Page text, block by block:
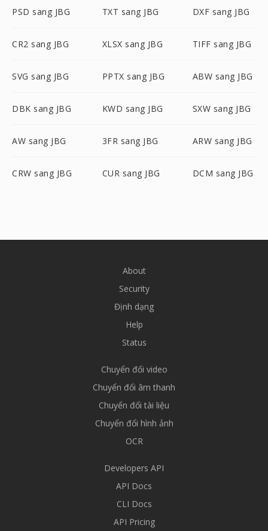
PSD sang JBG TXT sang JBG DXF sang JBG
CR2 sang JBG XLSX sang JBG TIFF sang JBG
SVG sang JBG PPTX sang JBG ABW sang JBG
DBK sang JBG KWD sang JBG SXW sang JBG
AW sang JBG 3FR sang JBG ARW sang JBG
CRW sang JBG CUR sang JBG DCM sang JBG
About
Security
Định dạng
Help
Status
Chuyển đổi video
Chuyển đổi âm thanh
Chuyển đổi tài liệu
Chuyển đổi hình ảnh
OCR
Developers API
API Docs
CLI Docs
API Pricing